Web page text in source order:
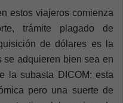
estos viajeros comienza
trámite plagado de
de dólares es la
se adquieren bien sea en
la subasta DICOM; esta
pero una suerte de